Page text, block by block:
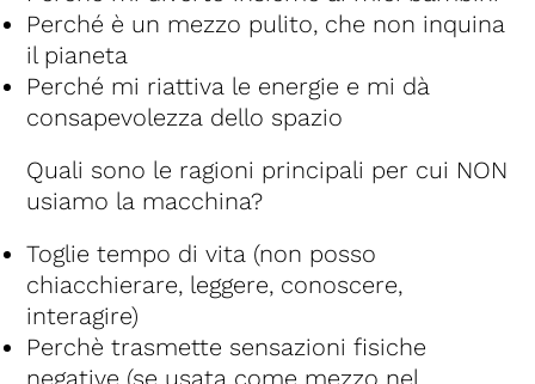
Perché è un mezzo pulito, che non inquina
il pianeta
Perché mi riattiva le energie e mi dà
consapevolezza dello spazio
Quali sono le ragioni principali per cui NON
usiamo la macchina?
Toglie tempo di vita (non posso
chiacchierare, leggere, conoscere,
interagire)
Perchè trasmette sensazioni fisiche